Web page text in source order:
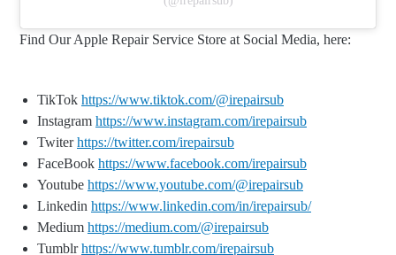
Find Our Apple Repair Service Store at Social Media, here:
TikTok https://www.tiktok.com/@irepairsub
Instagram https://www.instagram.com/irepairsub
Twiterhttps://twitter.com/irepairsub
FaceBook https://www.facebook.com/irepairsub
Youtube https://www.youtube.com/@irepairsub
Linkedin https://www.linkedin.com/in/irepairsub/
Medium https://medium.com/@irepairsub
Tumblrhttps://www.tumblr.com/irepairsub